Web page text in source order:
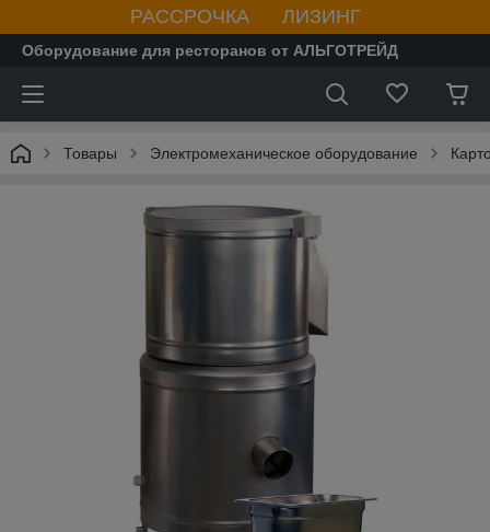
РАССРОЧКА ЛИЗИНГ
Оборудование для ресторанов от АЛЬГОТРЕЙД
Товары Электромеханическое оборудование